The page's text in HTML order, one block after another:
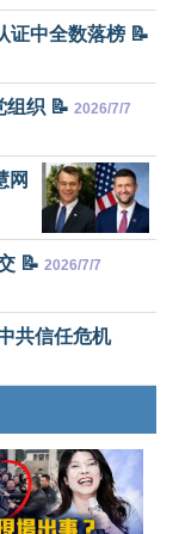
证中全数落榜 📝
组织 📝 2026/7/7
网
📝 2026/7/7
共信任危机